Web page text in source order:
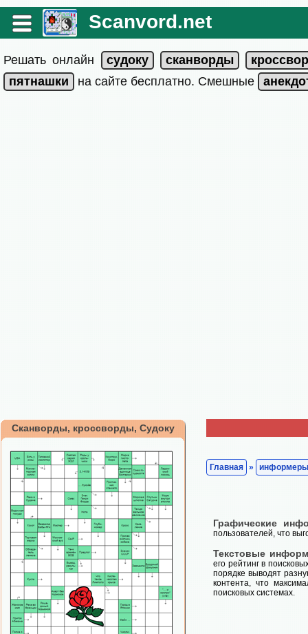
Scanvord.net
Решать онлайн
на сайте бесплатно. Смешные
Сканворды, кроссворды, Судоку
Главная » информеры
Графические
пользователей, что
Текстовые
его рейтинг в
порядке выводят
контента, что
поисковых системах.